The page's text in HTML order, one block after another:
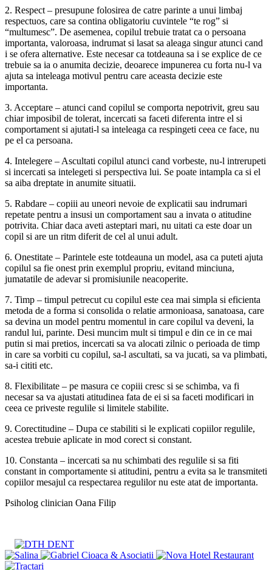
2. Respect – presupune folosirea de catre parinte a unui limbaj
respectuos, care sa contina obligatoriu cuvintele “te rog” si
“multumesc”. De asemenea, copilul trebuie tratat ca o persoana
importanta, valoroasa, indrumat si lasat sa aleaga singur atunci cand
i se ofera alternative. Este necesar ca totdeauna sa i se explice de ce
trebuie sa ia o anumita decizie, deoarece impunerea cu forta nu-l va
ajuta sa inteleaga motivul pentru care aceasta decizie este
importanta.
3. Acceptare – atunci cand copilul se comporta nepotrivit, greu sau
chiar imposibil de tolerat, incercati sa faceti diferenta intre el si
comportament si ajutati-l sa inteleaga ca respingeti ceea ce face, nu
pe el ca persoana.
4. Intelegere – Ascultati copilul atunci cand vorbeste, nu-l intrerupeti
si incercati sa intelegeti si perspectiva lui. Se poate intampla ca si el
sa aiba dreptate in anumite situatii.
5. Rabdare – copiii au uneori nevoie de explicatii sau indrumari
repetate pentru a insusi un comportament sau a invata o atitudine
potrivita. Chiar daca aveti asteptari mari, nu uitati ca este doar un
copil si are un ritm diferit de cel al unui adult.
6. Onestitate – Parintele este totdeauna un model, asa ca puteti ajuta
copilul sa fie onest prin exemplul propriu, evitand minciuna,
jumatatile de adevar si promisiunile neacoperite.
7. Timp – timpul petrecut cu copilul este cea mai simpla si eficienta
metoda de a forma si consolida o relatie armonioasa, sanatoasa, care
sa devina un model pentru momentul in care copilul va deveni, la
randul lui, parinte. Desi muncim mult si timpul e din ce in ce mai
putin si mai pretios, incercati sa va alocati zilnic o perioada de timp
in care sa vorbiti cu copilul, sa-l ascultati, sa va jucati, sa va plimbati,
sa-i cititi etc.
8. Flexibilitate – pe masura ce copiii cresc si se schimba, va fi
necesar sa va ajustati atitudinea fata de ei si sa faceti modificari in
ceea ce priveste regulile si limitele stabilite.
9. Corectitudine – Dupa ce stabiliti si le explicati copiilor regulile,
acestea trebuie aplicate in mod corect si constant.
10. Constanta – incercati sa nu schimbati des regulile si sa fiti
constant in comportamente si atitudini, pentru a evita sa le transmiteti
copiilor mesajul ca respectarea regulilor nu este atat de importanta.
Psiholog clinician Oana Filip